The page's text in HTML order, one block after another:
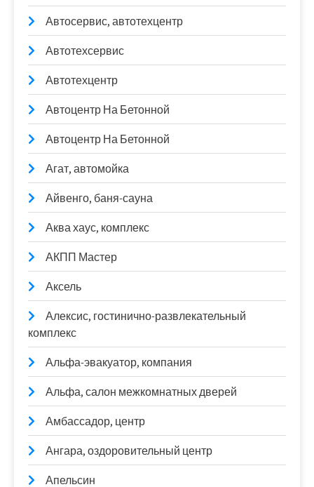
Автосервис, автотехцентр
Автотехсервис
Автотехцентр
Автоцентр На Бетонной
Автоцентр На Бетонной
Агат, автомойка
Айвенго, баня-сауна
Аква хаус, комплекс
АКПП Мастер
Аксель
Алексис, гостинично-развлекательный
комплекс
Альфа-эвакуатор, компания
Альфа, салон межкомнатных дверей
Амбассадор, центр
Ангара, оздоровительный центр
Апельсин